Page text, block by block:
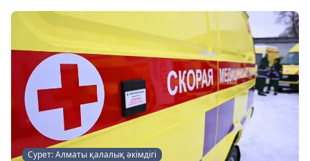
Сурет: Алматы қалалық әкімдігі